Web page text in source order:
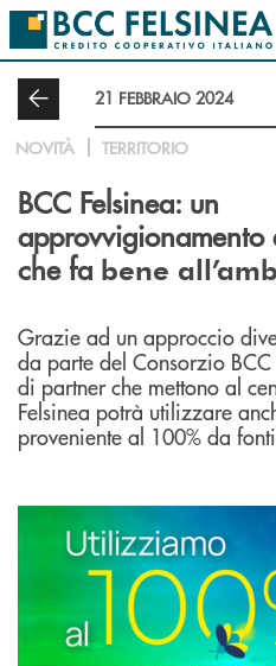
Salta al contenuto principale
21 FEBBRAIO 2024
NOVITÀ TERRITORIO
BCC Felsinea: un
approvvigionamento
che fa bene
Grazie ad un approccio
da parte del Consorzio
di partner che mettono al
Felsinea potrà utilizzare
proveniente al 100% da